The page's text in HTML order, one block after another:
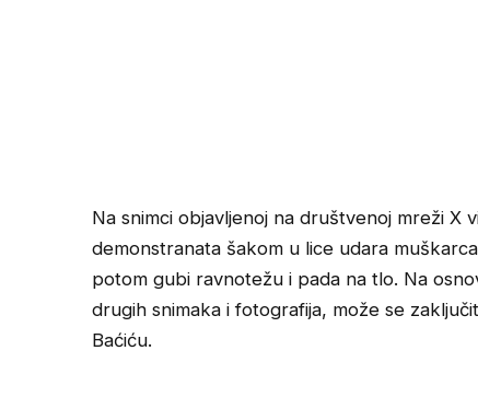
Na snimci objavljenoj na društvenoj mreži X
demonstranata šakom u lice udara
potom gubi ravnotežu i pada na tlo. Na
drugih snimaka i fotografija, može se
Baćiću.